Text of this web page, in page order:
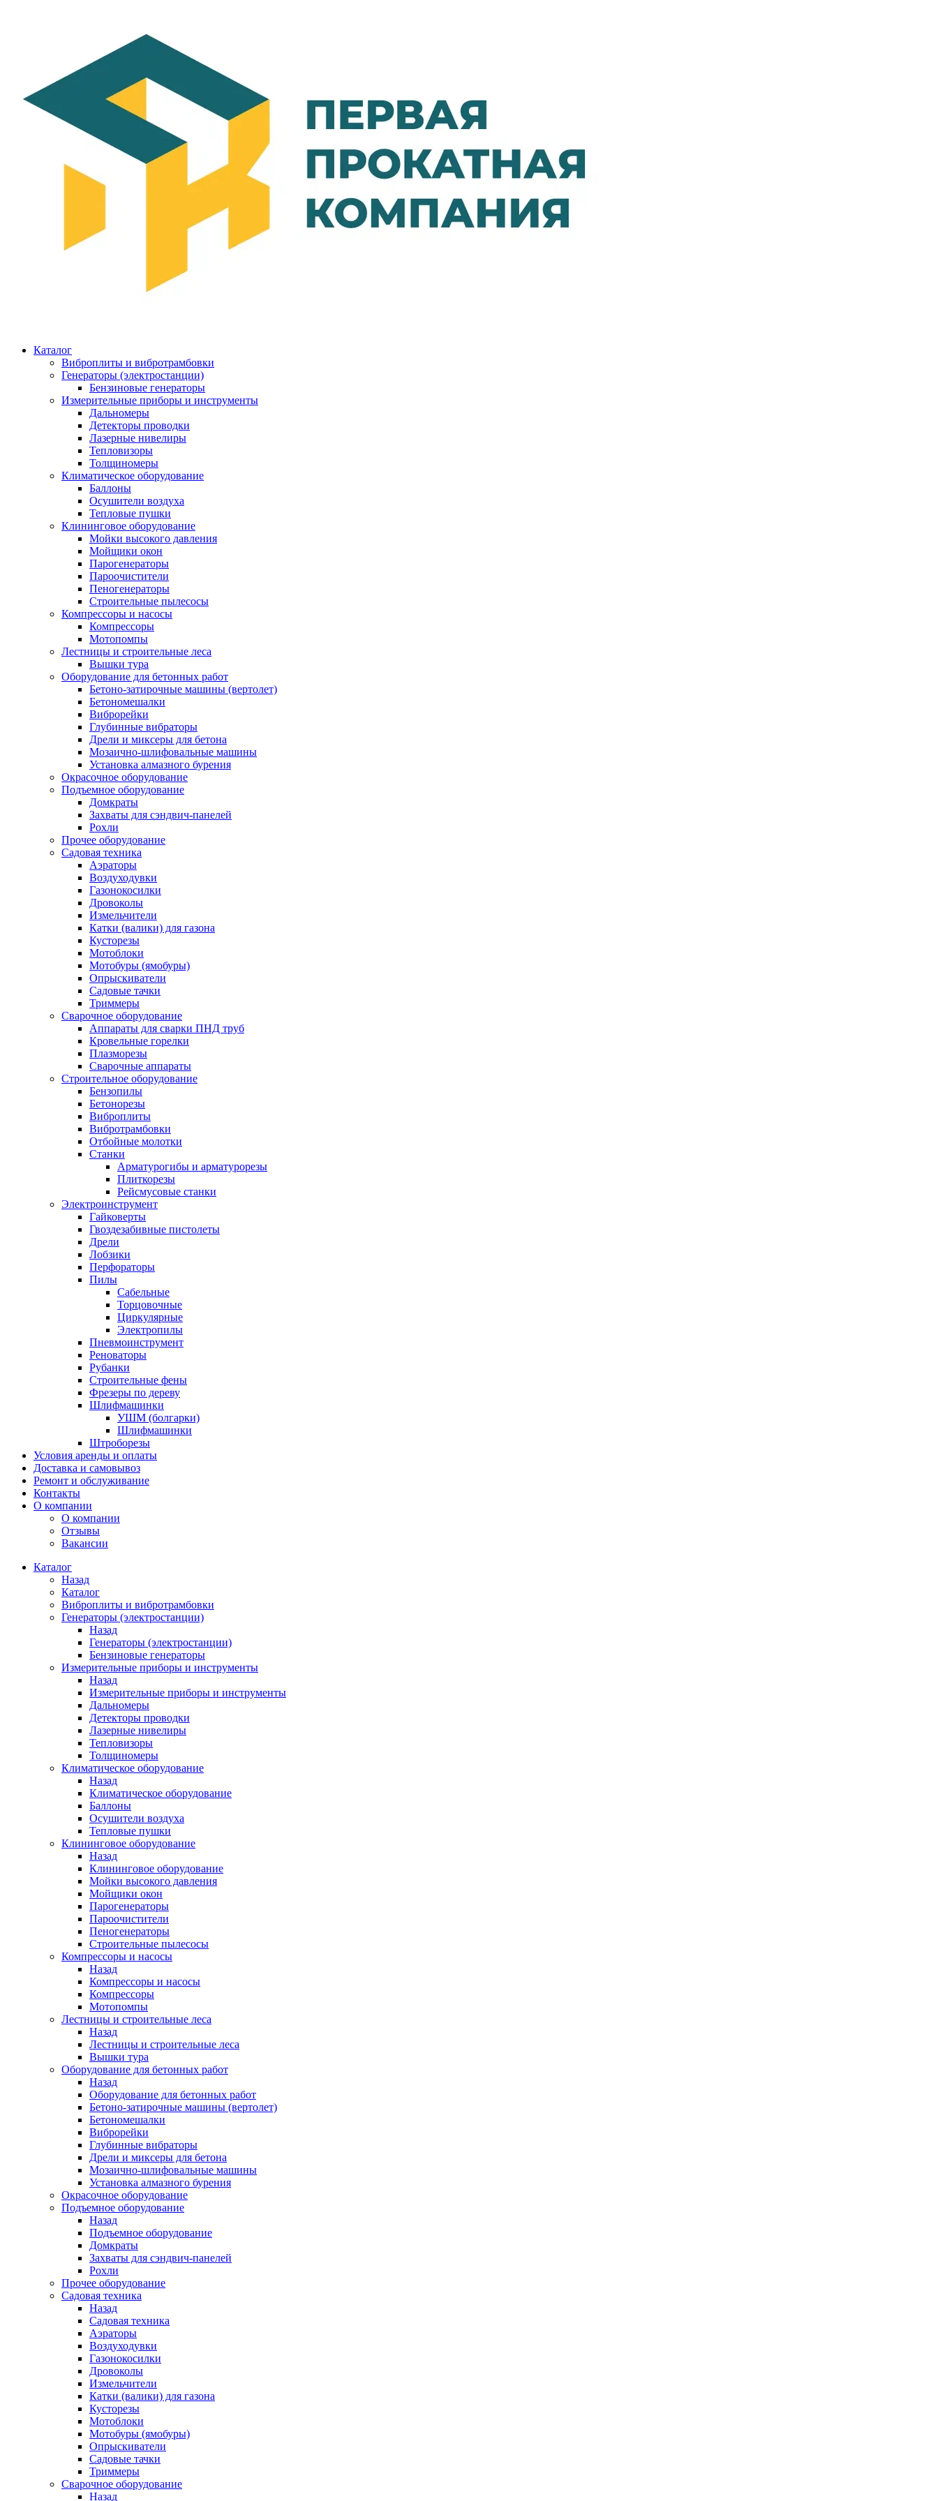
Каталог
Виброплиты и вибротрамбовки
Генераторы (электростанции)
Бензиновые генераторы
Измерительные приборы и инструменты
Дальномеры
Детекторы проводки
Лазерные нивелиры
Тепловизоры
Толщиномеры
Климатическое оборудование
Баллоны
Осушители воздуха
Тепловые пушки
Клининговое оборудование
Мойки высокого давления
Мойщики окон
Парогенераторы
Пароочистители
Пеногенераторы
Строительные пылесосы
Компрессоры и насосы
Компрессоры
Мотопомпы
Лестницы и строительные леса
Вышки тура
Оборудование для бетонных работ
Бетоно-затирочные машины (вертолет)
Бетономешалки
Виброрейки
Глубинные вибраторы
Дрели и миксеры для бетона
Мозаично-шлифовальные машины
Установка алмазного бурения
Окрасочное оборудование
Подъемное оборудование
Домкраты
Захваты для сэндвич-панелей
Рохли
Прочее оборудование
Садовая техника
Аэраторы
Воздуходувки
Газонокосилки
Дровоколы
Измельчители
Катки (валики) для газона
Кусторезы
Мотоблоки
Мотобуры (ямобуры)
Опрыскиватели
Садовые тачки
Триммеры
Сварочное оборудование
Аппараты для сварки ПНД труб
Кровельные горелки
Плазморезы
Сварочные аппараты
Строительное оборудование
Бензопилы
Бетонорезы
Виброплиты
Вибротрамбовки
Отбойные молотки
Станки
Арматурогибы и арматурорезы
Плиткорезы
Рейсмусовые станки
Электроинструмент
Гайковерты
Гвоздезабивные пистолеты
Дрели
Лобзики
Перфораторы
Пилы
Сабельные
Торцовочные
Циркулярные
Электропилы
Пневмоинструмент
Реноваторы
Рубанки
Строительные фены
Фрезеры по дереву
Шлифмашинки
УШМ (болгарки)
Шлифмашинки
Штроборезы
Условия аренды и оплаты
Доставка и самовывоз
Ремонт и обслуживание
Контакты
О компании
О компании
Отзывы
Вакансии
Каталог
Назад
Каталог
Виброплиты и вибротрамбовки
Генераторы (электростанции)
Назад
Генераторы (электростанции)
Бензиновые генераторы
Измерительные приборы и инструменты
Назад
Измерительные приборы и инструменты
Дальномеры
Детекторы проводки
Лазерные нивелиры
Тепловизоры
Толщиномеры
Климатическое оборудование
Назад
Климатическое оборудование
Баллоны
Осушители воздуха
Тепловые пушки
Клининговое оборудование
Назад
Клининговое оборудование
Мойки высокого давления
Мойщики окон
Парогенераторы
Пароочистители
Пеногенераторы
Строительные пылесосы
Компрессоры и насосы
Назад
Компрессоры и насосы
Компрессоры
Мотопомпы
Лестницы и строительные леса
Назад
Лестницы и строительные леса
Вышки тура
Оборудование для бетонных работ
Назад
Оборудование для бетонных работ
Бетоно-затирочные машины (вертолет)
Бетономешалки
Виброрейки
Глубинные вибраторы
Дрели и миксеры для бетона
Мозаично-шлифовальные машины
Установка алмазного бурения
Окрасочное оборудование
Подъемное оборудование
Назад
Подъемное оборудование
Домкраты
Захваты для сэндвич-панелей
Рохли
Прочее оборудование
Садовая техника
Назад
Садовая техника
Аэраторы
Воздуходувки
Газонокосилки
Дровоколы
Измельчители
Катки (валики) для газона
Кусторезы
Мотоблоки
Мотобуры (ямобуры)
Опрыскиватели
Садовые тачки
Триммеры
Сварочное оборудование
Назад